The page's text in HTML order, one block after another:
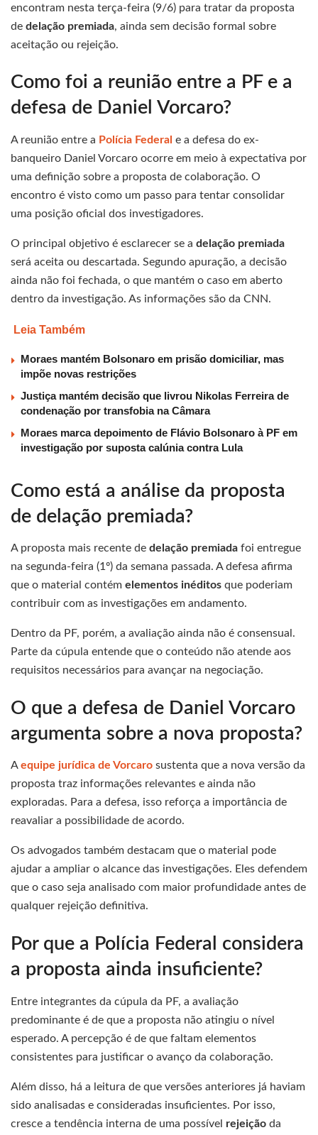
encontram nesta terça-feira (9/6) para tratar da proposta
de delação premiada, ainda sem decisão formal sobre
aceitação ou rejeição.
Como foi a reunião entre a PF e a
defesa de Daniel Vorcaro?
A reunião entre a Polícia Federal e a defesa do ex-
banqueiro Daniel Vorcaro ocorre em meio à expectativa por
uma definição sobre a proposta de colaboração. O
encontro é visto como um passo para tentar consolidar
uma posição oficial dos investigadores.
O principal objetivo é esclarecer se a delação premiada
será aceita ou descartada. Segundo apuração, a decisão
ainda não foi fechada, o que mantém o caso em aberto
dentro da investigação. As informações são da CNN.
Leia Também
Moraes mantém Bolsonaro em prisão domiciliar, mas
impõe novas restrições
Justiça mantém decisão que livrou Nikolas Ferreira de
condenação por transfobia na Câmara
Moraes marca depoimento de Flávio Bolsonaro à PF em
investigação por suposta calúnia contra Lula
Como está a análise da proposta
de delação premiada?
A proposta mais recente de delação premiada foi entregue
na segunda-feira (1º) da semana passada. A defesa afirma
que o material contém elementos inéditos que poderiam
contribuir com as investigações em andamento.
Dentro da PF, porém, a avaliação ainda não é consensual.
Parte da cúpula entende que o conteúdo não atende aos
requisitos necessários para avançar na negociação.
O que a defesa de Daniel Vorcaro
argumenta sobre a nova proposta?
Aequipe jurídica de Vorcaro sustenta que a nova versão da
proposta traz informações relevantes e ainda não
exploradas. Para a defesa, isso reforça a importância de
reavaliar a possibilidade de acordo.
Os advogados também destacam que o material pode
ajudar a ampliar o alcance das investigações. Eles defendem
que o caso seja analisado com maior profundidade antes de
qualquer rejeição definitiva.
Por que a Polícia Federal considera
a proposta ainda insuficiente?
Entre integrantes da cúpula da PF, a avaliação
predominante é de que a proposta não atingiu o nível
esperado. A percepção é de que faltam elementos
consistentes para justificar o avanço da colaboração.
Além disso, há a leitura de que versões anteriores já haviam
sido analisadas e consideradas insuficientes. Por isso,
cresce a tendência interna de uma possível rejeição da